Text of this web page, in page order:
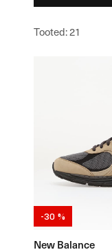
Tooted:21
-30 %
New Balance